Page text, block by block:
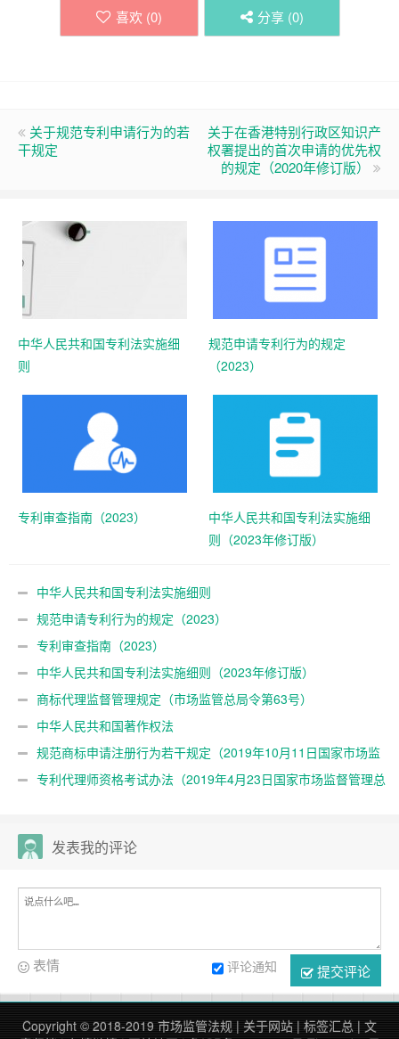
喜欢 (0) 分享 (0)
关于规范专利申请行为的若
干规定
关于在香港特别行政区知识产
权署提出的首次申请的优先权
的规定（2020年修订版）
中华人民共和国专利法实施细
则
规范申请专利行为的规定
（2023）
专利审查指南（2023）
中华人民共和国专利法实施细
则（2023年修订版）
中华人民共和国专利法实施细则
规范申请专利行为的规定（2023）
专利审查指南（2023）
中华人民共和国专利法实施细则（2023年修订版）
商标代理监督管理规定（市场监管总局令第63号）
中华人民共和国著作权法
规范商标申请注册行为若干规定（2019年10月11日国家市场监
督管理总局令第17号公布）
专利代理师资格考试办法（2019年4月23日国家市场监督管理总
发表我的评论
提交评论
评论通知
表情
Copyright © 2018-2019 市场监管法规 | 关于网站 | 标签汇总 | 文